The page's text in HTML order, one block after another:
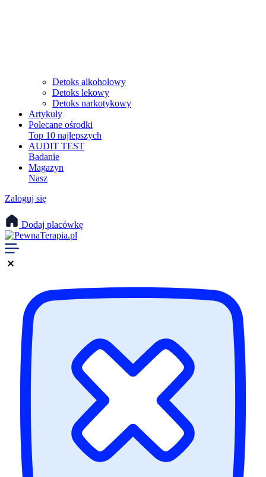
Detoks alkoholowy
Detoks lekowy
Detoks narkotykowy
Artykuły
Polecane ośrodki
Top 10 najlepszych
AUDIT TEST
Badanie
Magazyn
Nasz
Zaloguj się
Dodaj placówkę